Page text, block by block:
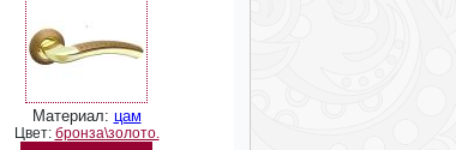
Материал: цам
Цвет: бронза\золото.